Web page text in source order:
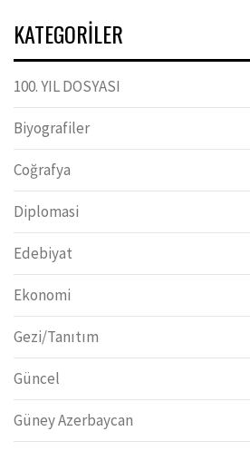
KATEGORILER
100. YIL DOSYASI
Biyografiler
Coğrafya
Diplomasi
Edebiyat
Ekonomi
Gezi/Tanıtım
Güncel
Güney Azerbaycan